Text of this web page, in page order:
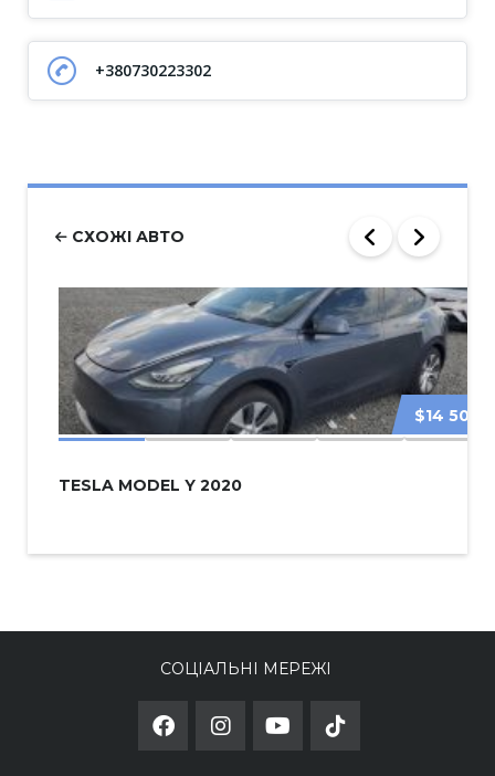
+380730223302
СХОЖІ АВТО
$14 500
TESLA MODEL Y 2020
СОЦІАЛЬНІ МЕРЕЖІ